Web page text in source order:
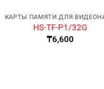
HS-TF-P1/32G
₸6,600